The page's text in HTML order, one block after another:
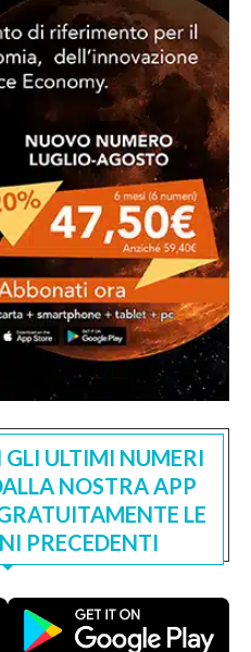
GLI ULTIMI NUMERI
NOSTRA APP
LE
PRECEDENTI